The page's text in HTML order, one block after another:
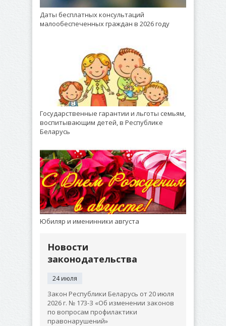
Даты бесплатных консультаций
малообеспеченных граждан в 2026 году
Государственные гарантии и льготы семьям,
воспитывающим детей, в Республике
Беларусь
Юбиляр и именинники августа
Новости
законодательства
24 июля
Закон Республики Беларусь от 20 июля
2026 г. № 173-З «Об изменении законов
по вопросам профилактики
правонарушений»